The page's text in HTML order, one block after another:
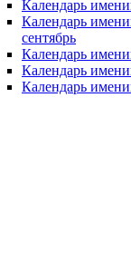
Календарь
Календарь
сентябрь
Календарь
Календарь
Календарь